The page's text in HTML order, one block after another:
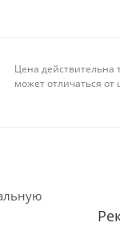
Цена действительна
может отличаться